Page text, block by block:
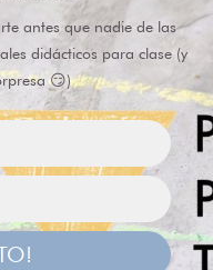
antes que nadie de las
didácticos para clase (y
😏)